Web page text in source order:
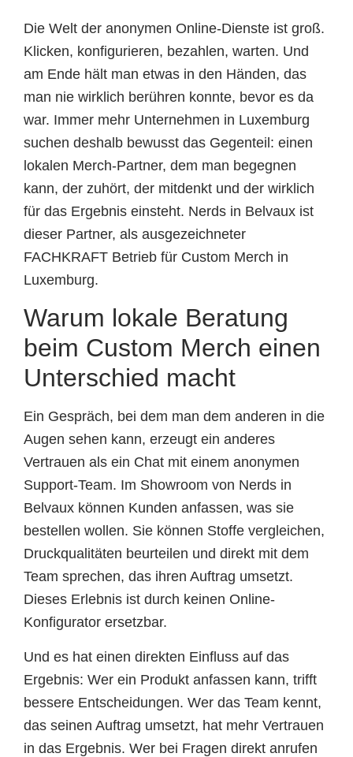
Die Welt der anonymen Online-Dienste ist groß.
Klicken, konfigurieren, bezahlen, warten. Und
am Ende hält man etwas in den Händen, das
man nie wirklich berühren konnte, bevor es da
war. Immer mehr Unternehmen in Luxemburg
suchen deshalb bewusst das Gegenteil: einen
lokalen Merch-Partner, dem man begegnen
kann, der zuhört, der mitdenkt und der wirklich
für das Ergebnis einsteht. Nerds in Belvaux ist
dieser Partner, als ausgezeichneter
FACHKRAFT Betrieb für Custom Merch in
Luxemburg.
Warum lokale Beratung
beim Custom Merch einen
Unterschied macht
Ein Gespräch, bei dem man dem anderen in die
Augen sehen kann, erzeugt ein anderes
Vertrauen als ein Chat mit einem anonymen
Support-Team. Im Showroom von Nerds in
Belvaux können Kunden anfassen, was sie
bestellen wollen. Sie können Stoffe vergleichen,
Druckqualitäten beurteilen und direkt mit dem
Team sprechen, das ihren Auftrag umsetzt.
Dieses Erlebnis ist durch keinen Online-
Konfigurator ersetzbar.
Und es hat einen direkten Einfluss auf das
Ergebnis: Wer ein Produkt anfassen kann, trifft
bessere Entscheidungen. Wer das Team kennt,
das seinen Auftrag umsetzt, hat mehr Vertrauen
in das Ergebnis. Wer bei Fragen direkt anrufen